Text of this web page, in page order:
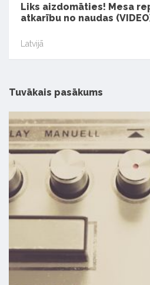
Liks aizdomāties! Mesa
atkarību no naudas
Latvijā
Tuvākais pasākums